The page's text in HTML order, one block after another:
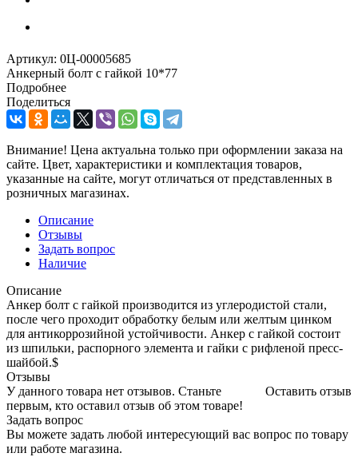
Артикул: 0Ц-00005685
Анкерный болт с гайкой 10*77
Подробнее
Поделиться
Внимание! Цена актуальна только при оформлении заказа на
сайте. Цвет, характеристики и комплектация товаров,
указанные на сайте, могут отличаться от представленных в
розничных магазинах.
Описание
Отзывы
Задать вопрос
Наличие
Описание
Анкер болт с гайкой производится из углеродистой стали,
после чего проходит обработку белым или желтым цинком
для антикоррозийной устойчивости. Анкер с гайкой состоит
из шпильки, распорного элемента и гайки с рифленой пресс-
шайбой.$
Отзывы
Оставить отзыв
У данного товара нет отзывов. Станьте
первым, кто оставил отзыв об этом товаре!
Задать вопрос
Вы можете задать любой интересующий вас вопрос по товару
или работе магазина.